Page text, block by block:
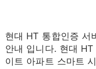
현대 HT 통합인증 서
안내 입니다. 현대
이트 아파트 스마트